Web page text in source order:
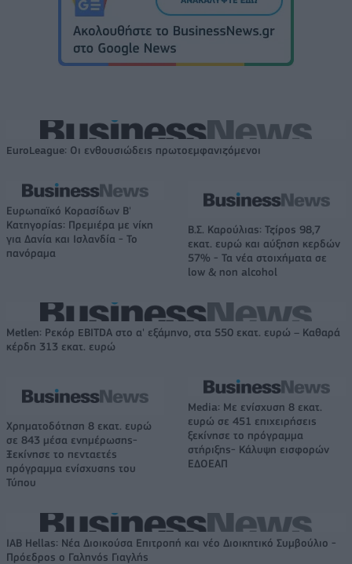
EuroLeague: Οι ενθουσιώδεις πρωτοεμφανιζόμενοι
Ευρωπαϊκό Κορασίδων Β'
Κατηγορίας: Πρεμιέρα με νίκη
για Δανία και Ισλανδία - Το
πανόραμα
Β.Σ. Καρούλιας: Τζίρος 98,7
εκατ. ευρώ και αύξηση κερδών
57% - Τα νέα στοιχήματα σε
low & non alcohol
Metlen: Ρεκόρ EBITDA στο α' εξάμηνο, στα 550 εκατ. ευρώ – Καθαρά
κέρδη 313 εκατ. ευρώ
Χρηματοδότηση 8 εκατ. ευρώ
σε 843 μέσα ενημέρωσης-
Ξεκίνησε το πενταετές
πρόγραμμα ενίσχυσης του
Τύπου
Media: Με ενίσχυση 8 εκατ.
ευρώ σε 451 επιχειρήσεις
ξεκίνησε το πρόγραμμα
στήριξης- Κάλυψη εισφορών
ΕΔΟΕΑΠ
IAB Hellas: Νέα Διοικούσα Επιτροπή και νέο Διοικητικό Συμβούλιο -
Πρόεδρος ο Γαληνός Γιαγλής